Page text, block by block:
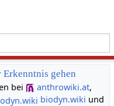
Erkenntnis gehen
bei
anthrowiki.at,
biodyn.wiki und